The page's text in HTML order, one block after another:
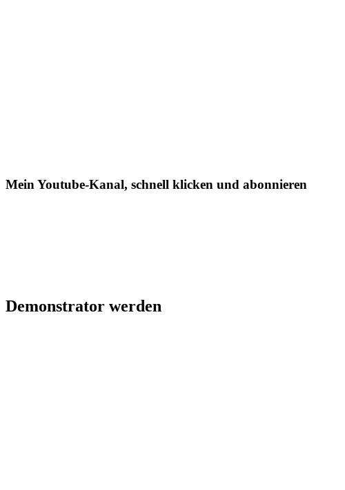
Mein Youtube-Kanal, schnell klicken und abonnieren
Demonstrator werden